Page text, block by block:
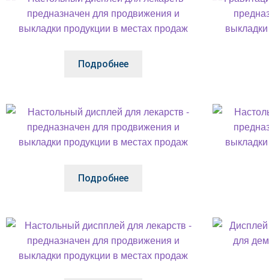
Подробнее
Подробнее